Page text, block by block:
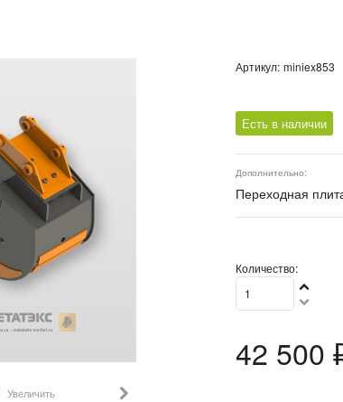
Увеличить
Артикул: miniex853
Есть в наличии
Дополнительно:
Переходная
Количество:
42 500